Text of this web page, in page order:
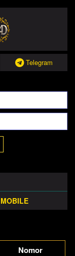
Telegram
MOBILE
Nomor